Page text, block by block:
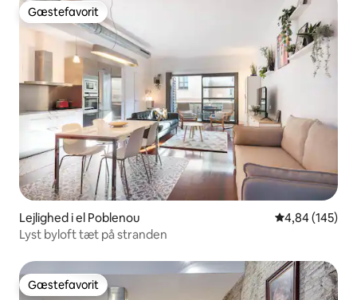
Gæstefavorit
Gæstefavorit
Lejlighed i el Poblenou 4,84 ud af 5 i
4,84 (145)
Lyst byloft tæt på stranden
Gæstefavorit
Gæstefavorit